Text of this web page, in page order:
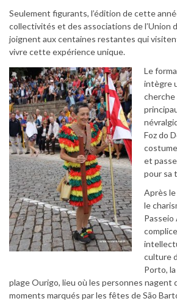
Seulement figurants, l’édition de cette
collectivités et des associations de l’Union
joignent aux centaines restantes qui
vivre cette expérience unique.
Le
intègre
cherche
Foz do
et
pour sa
Après
le
Passeio
culture
Porto,
plage Ourigo, lieu où les personnes nagent
moments marqués par les fêtes de São